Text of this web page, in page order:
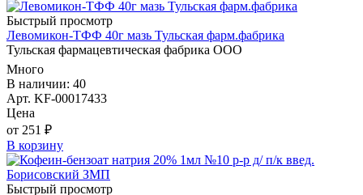
Быстрый просмотр
Левомикон-ТФФ 40г мазь Тульская фарм.фабрика
Тульская фармацевтическая фабрика ООО
Много
В наличии: 40
Арт. KF-00017433
Цена
от 251 ₽
В корзину
Быстрый просмотр